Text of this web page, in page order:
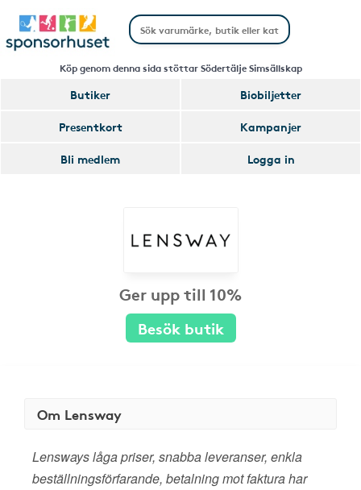
Köp genom denna sida stöttar Södertälje Simsällskap
Butiker
Biobiljetter
Presentkort
Kampanjer
Bli medlem
Logga in
Ger upp till 10%
Besök butik
Om Lensway
Lensways låga priser, snabba leveranser, enkla
beställningsförfarande, betalning mot faktura har